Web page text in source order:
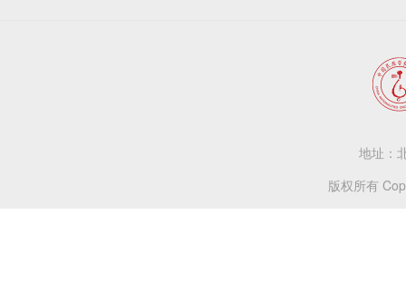
地址：
版权所有